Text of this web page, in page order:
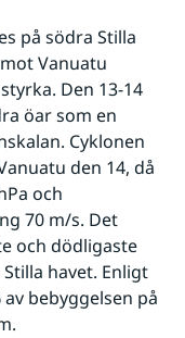
på södra Stilla
Vanuatu
Den 13-14
öar som en
Cyklonen
den 14, då
och
70 m/s. Det
och dödligaste
havet. Enligt
bebyggelsen på